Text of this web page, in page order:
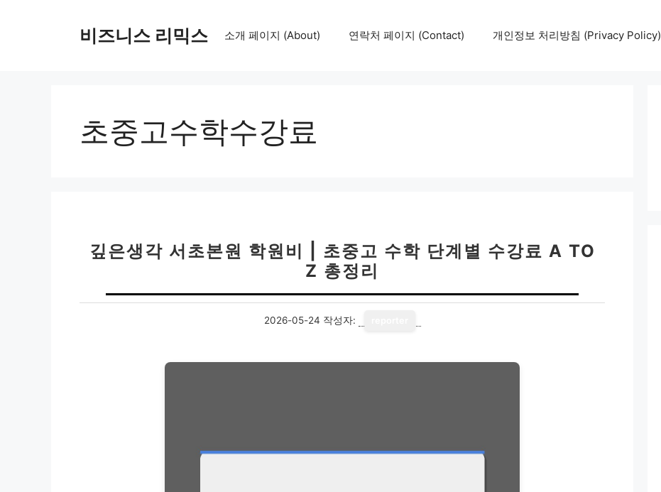
비즈니스 리믹스 소개 페이지 (About) 연락처 페이지 (Contact) 개인정보 처리방침 (Privacy Policy)
초중고수학수강료
깊은생각 서초본원 학원비 | 초중고 수학 단계별 수강료 A TO
Z 총정리
2026-05-24 작성자: